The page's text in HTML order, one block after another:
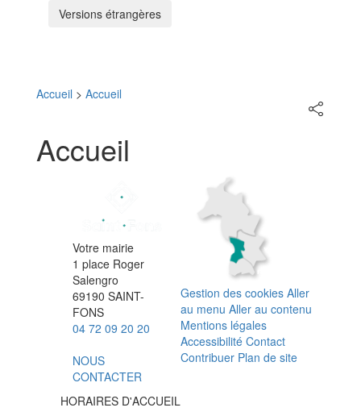
Versions étrangères
Accueil > Accueil
Partager
sur
Accueil
Votre mairie
1 place Roger
Salengro
69190 SAINT-
FONS
04 72 09 20 20
NOUS
CONTACTER
HORAIRES D'ACCUEIL
Gestion des cookies Aller
au menu Aller au contenu
Mentions légales
Accessibilité Contact
Contribuer Plan de site